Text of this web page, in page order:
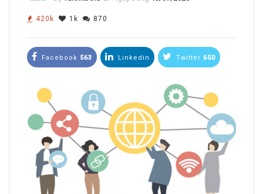
420k 1k 870
Facebook 563 Linkedin Twitter 650